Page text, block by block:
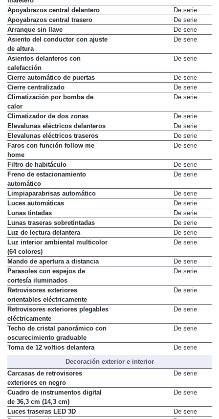
Apoyabrazos central delantero
De serie
Apoyabrazos central trasero
De serie
Arranque sin llave
De serie
Asiento del conductor con ajuste
de altura
De serie
Asientos delanteros con
calefacción
De serie
Cierre automático de puertas
De serie
Cierre centralizado
De serie
Climatización por bomba de
calor
De serie
Climatizador de dos zonas
De serie
Elevalunas eléctricos delanteros
De serie
Elevalunas eléctricos traseros
De serie
Faros con función follow me
home
De serie
Filtro de habitáculo
De serie
Freno de estacionamiento
automático
De serie
Limpiaparabrisas automático
De serie
Luces automáticas
De serie
Lunas tintadas
De serie
Lunas traseras sobretintadas
De serie
Luz de lectura delantera
De serie
Luz interior ambiental multicolor
(64 colores)
De serie
Mando de apertura a distancia
De serie
Parasoles con espejos de
cortesía iluminados
De serie
Retrovisores exteriores
orientables eléctricamente
De serie
Retrovisores exteriores plegables
eléctricamente
De serie
Techo de cristal panorámico con
oscurecimiento graduable
De serie
Toma de 12 voltios delantera
De serie
Decoración exterior e interior
Carcasas de retrovisores
exteriores en negro
De serie
Cuadro de instrumentos digital
de 36,3 cm (14,3 cm)
De serie
Luces traseras LED 3D
De serie